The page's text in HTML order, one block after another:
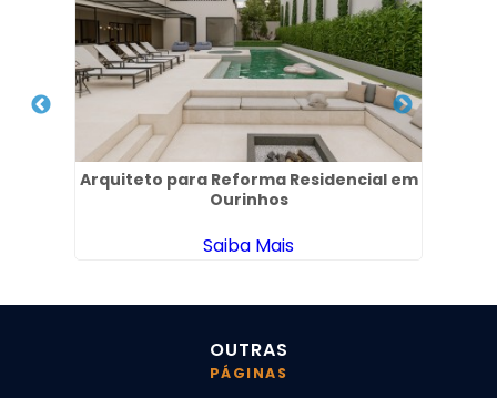
Arquiteto para Reforma Residencial em
Ourinhos
Saiba Mais
OUTRAS
PÁGINAS